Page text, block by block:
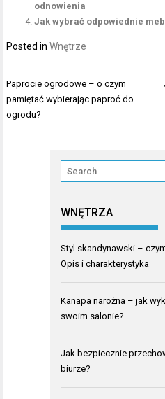
odnowienia
Jak wybrać odpowiednie
Posted inWnętrze
Nawigacja
wpisu
Paprocie ogrodowe – o czym
pamiętać wybierając paproć do
ogrodu?
WNĘTRZA
Styl skandynawski –
Opis i charakterystyka
Kanapa narożna – jak
swoim salonie?
Jak bezpiecznie
biurze?